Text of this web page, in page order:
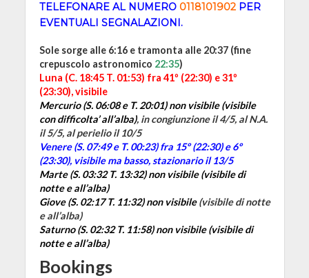
TELEFONARE AL NUMERO 0118101902PER
EVENTUALI SEGNALAZIONI.
Sole sorge alle 6:16 e tramonta alle 20:37 (fine
crepuscolo astronomico 22:35)
Luna (C. 18:45 T. 01:53) fra 41º (22:30) e 31º
(23:30), visibile
Mercurio (S. 06:08 e T. 20:01)non visibile (visibile
con difficolta’ all’alba), in congiunzione il 4/5, al N.A.
il 5/5, al perielio il 10/5
Venere (S. 07:49 e T. 00:23) fra 15º (22:30) e 6º
(23:30), visibile ma basso, stazionario il 13/5
Marte (S. 03:32 T. 13:32) non visibile (visibile di
notte e all’alba)
Giove (S. 02:17 T. 11:32)non visibile(visibiledi notte
e all’alba)
Saturno (S. 02:32 T. 11:58) non visibile (visibile di
notte e all’alba)
Bookings